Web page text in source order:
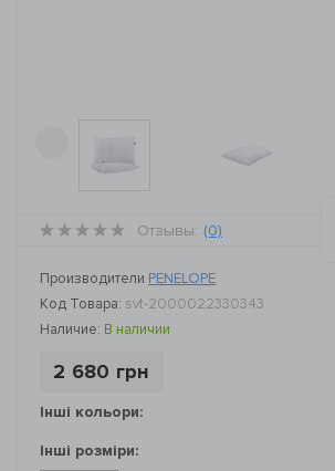
Отзывы: (0)
Производители PENELOPE
Код Товара: svt-2000022330343
Наличие: В наличии
2 680 грн
Інші кольори:
Інші розміри: